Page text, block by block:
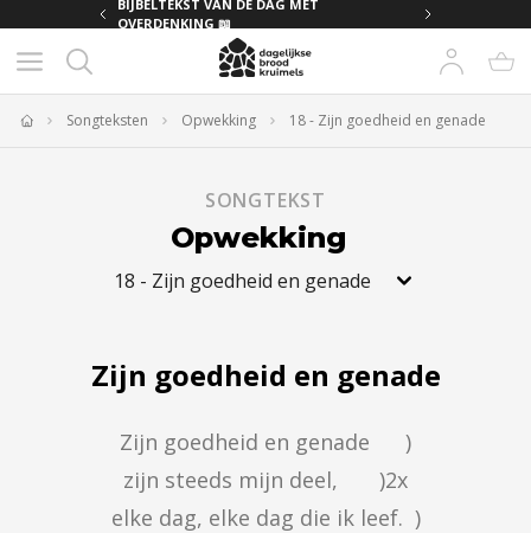
BIJBELTEKST VAN DE DAG MET
OVERDENKING 📖
Songteksten Opwekking 18 - Zijn goedheid en genade
SONGTEKST
Opwekking
18 - Zijn goedheid en genade
Zijn goedheid en genade
Zijn goedheid en genade      )
zijn steeds mijn deel,       )2x
elke dag, elke dag die ik leef.  )